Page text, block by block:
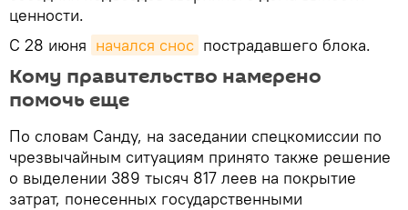
ценности.
С 28 июня начался снос пострадавшего блока.
Кому правительство намерено
помочь еще
По словам Санду, на заседании спецкомиссии по
чрезвычайным ситуациям принято также решение
о выделении 389 тысяч 817 леев на покрытие
затрат, понесенных государственными